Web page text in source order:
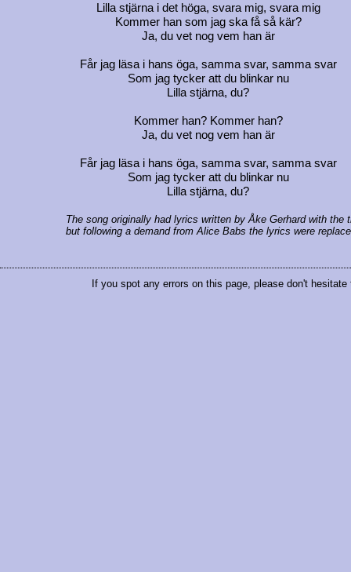
Lilla stjärna i det höga, svara mig, svara mig
Kommer han som jag ska få så kär?
Ja, du vet nog vem han är
Får jag läsa i hans öga, samma svar, samma svar
Som jag tycker att du blinkar nu
Lilla stjärna, du?
Kommer han? Kommer han?
Ja, du vet nog vem han är
Får jag läsa i hans öga, samma svar, samma svar
Som jag tycker att du blinkar nu
Lilla stjärna, du?
The song originally had lyrics written by Åke Gerhard with
but following a demand from Alice Babs the lyrics were
If you spot any errors on this page, please don't